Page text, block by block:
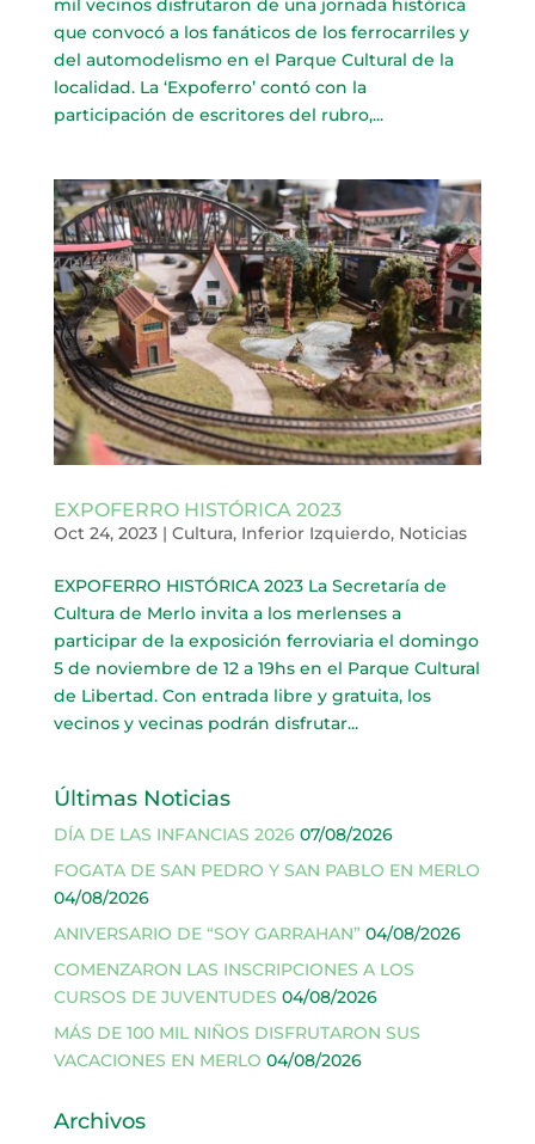
que convocó a los fanáticos de los ferrocarriles y
del automodelismo en el Parque Cultural de la
localidad. La ‘Expoferro’ contó con la
participación de escritores del rubro,...
EXPOFERRO HISTÓRICA 2023
Oct 24, 2023| Cultura, Inferior Izquierdo, Noticias
EXPOFERRO HISTÓRICA 2023 La Secretaría de
Cultura de Merlo invita a los merlenses a
participar de la exposición ferroviaria el domingo
5 de noviembre de 12 a 19hs en el Parque Cultural
de Libertad. Con entrada libre y gratuita, los
vecinos y vecinas podrán disfrutar...
Últimas Noticias
DÍA DE LAS INFANCIAS 2026 07/08/2026
FOGATA DE SAN PEDRO Y SAN PABLO EN MERLO
04/08/2026
ANIVERSARIO DE “SOY GARRAHAN” 04/08/2026
COMENZARON LAS INSCRIPCIONES A LOS
CURSOS DE JUVENTUDES 04/08/2026
MÁS DE 100 MIL NIÑOS DISFRUTARON SUS
VACACIONES EN MERLO 04/08/2026
Archivos